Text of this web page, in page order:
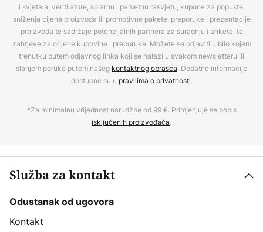
i svjetala, ventilatore, solarnu i pametnu rasvjetu, kupone za popuste,
sniženja cijena proizvoda ili promotivne pakete, preporuke i prezentacije
proizvoda te sadržaje potencijalnih partnera za suradnju i ankete, te
zahtjeve za ocjene kupovine i preporuke. Možete se odjaviti u bilo kojem
trenutku putem odjavnog linka koji se nalazi u svakom newsletteru ili
slanjem poruke putem našeg kontaktnog obrasca. Dodatne informacije
dostupne su u pravilima o privatnosti.
*Za minimalnu vrijednost narudžbe od 99 €. Primjenjuje se popis
isključenih proizvođača.
Služba za kontakt
Odustanak od ugovora
Kontakt